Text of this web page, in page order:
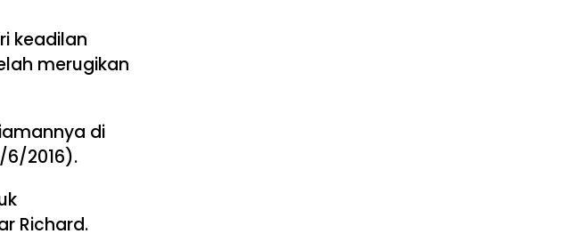
keadilan
merugikan
di
6/2016).
Richard.